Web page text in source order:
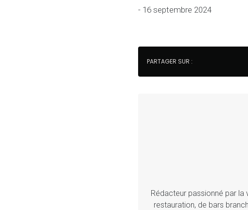
- 16 septembre 2024
PARTAGER SUR :
Rédacteur passionné par
restauration, de bars